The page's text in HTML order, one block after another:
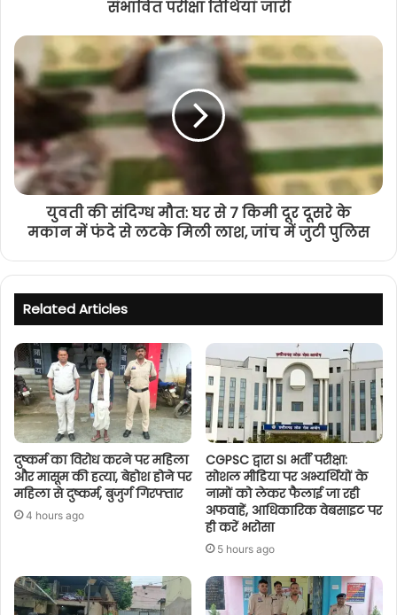
संभावित परीक्षा तिथियां जारी
युवती की संदिग्ध मौत: घर से 7 किमी दूर दूसरे के
मकान में फंदे से लटके मिली लाश, जांच में जुटी पुलिस
Related Articles
दुष्कर्म का विरोध करने पर महिला
और मासूम की हत्या, बेहोश होने पर
महिला से दुष्कर्म, बुजुर्ग गिरफ्तार
4 hours ago
CGPSC द्वारा SI भर्ती परीक्षा:
सोशल मीडिया पर अभ्यर्थियों के
नामों को लेकर फैलाई जा रही
अफवाहें, आधिकारिक वेबसाइट पर
ही करें भरोसा
5 hours ago